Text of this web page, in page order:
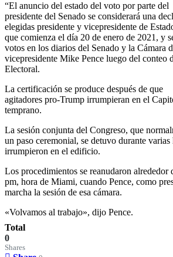
“El anuncio del estado del voto por parte del
presidente del Senado se considerará una
elegidas presidente y vicepresidente de
que comienza el día 20 de enero de 2021, y
votos en los diarios del Senado y la Cámara
vicepresidente Mike Pence luego del conteo
Electoral.
La certificación se produce después de que
agitadores pro-Trump irrumpieran en el
temprano.
La sesión conjunta del Congreso, que
un paso ceremonial, se detuvo durante
irrumpieron en el edificio.
Los procedimientos se reanudaron alrededor
pm, hora de Miami, cuando Pence, como
marcha la sesión de esa cámara.
«Volvamos al trabajo», dijo Pence.
Total
0
Shares